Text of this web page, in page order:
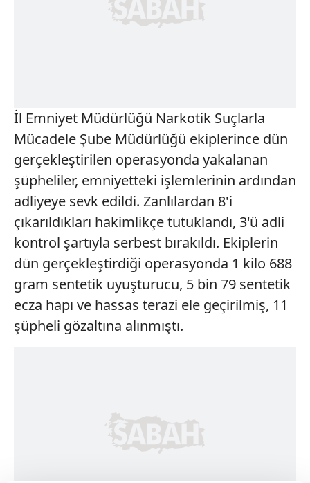
İl Emniyet Müdürlüğü Narkotik Suçlarla
Mücadele Şube Müdürlüğü ekiplerince dün
gerçekleştirilen operasyonda yakalanan
şüpheliler, emniyetteki işlemlerinin ardından
adliyeye sevk edildi. Zanlılardan 8'i
çıkarıldıkları hakimlikçe tutuklandı, 3'ü adli
kontrol şartıyla serbest bırakıldı. Ekiplerin
dün gerçekleştirdiği operasyonda 1 kilo 688
gram sentetik uyuşturucu, 5 bin 79 sentetik
ecza hapı ve hassas terazi ele geçirilmiş, 11
şüpheli gözaltına alınmıştı.